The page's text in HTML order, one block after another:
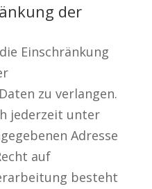
der
Einschränkung
zu verlangen.
jederzeit unter
Adresse
auf
besteht